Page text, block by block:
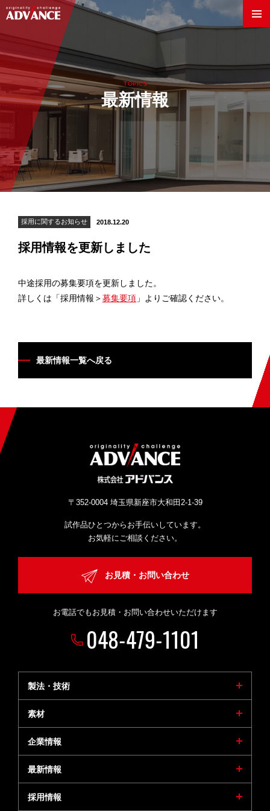
Innovation World
製法・技術
素材
企業情報
拠点案内
TOPICS
最新情報
2018.12.20
採用に関するお知らせ
採用情報を更新しました
中途採用の募集要項を更新しました。
詳しくは「採用情報＞募集要項 」よりご確認ください。
最新情報一覧へ戻る
〒352-0004 埼玉県新座市大和田2-1-39
試作品ひとつからお手伝いしています。
お気軽にご相談ください。
お見積・お問い合わせ
お電話でもお見積・お問い合わせいただけます
048-479-1101
製法・技術
素材
企業情報
最新情報
採用情報